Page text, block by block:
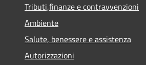
Tributi,finanze e contravvenzioni
Ambiente
Salute, benessere e assistenza
Autorizzazioni